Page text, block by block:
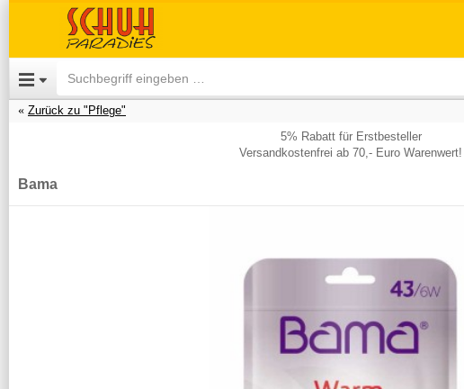
Zurück zu "Pflege"
5% Rabatt für Erstbesteller
Versandkostenfrei ab 70,- Euro Warenwert!
Bama